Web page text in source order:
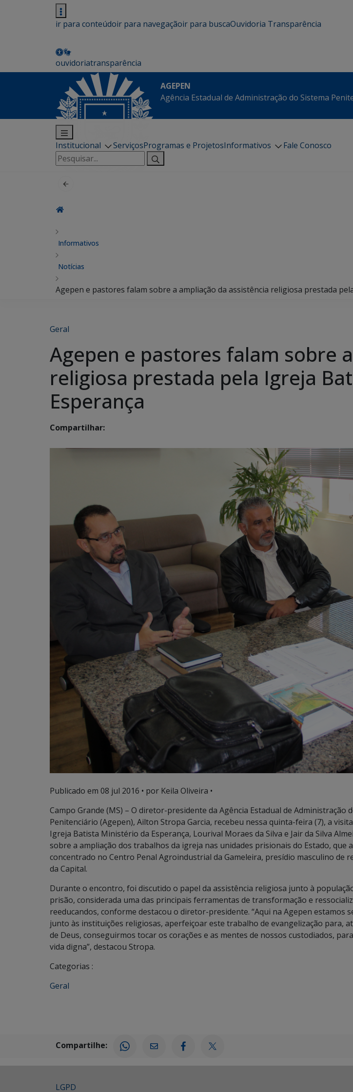
ir para conteúdoir para navegaçãoir para buscaOuvidoria Transparência
ouvidoriatransparência
AGEPEN
Agência Estadual de Administração do Sistema
Institucional ServiçosProgramas e ProjetosInformativos
Fale Conosco
Pesquisar
por:
Informativos
Notícias
Agepen e pastores falam sobre a ampliação da assistência religiosa prestada
Geral
Agepen e pastores falam sobre
religiosa prestada pela Igreja
Esperança
Compartilhar:
Publicado em 08 jul 2016 • por Keila Oliveira •
Campo Grande (MS) – O diretor-presidente da Agência Estadual de Administração
Penitenciário (Agepen), Ailton Stropa Garcia, recebeu nessa quinta-feira (7), a
Igreja Batista Ministério da Esperança, Lourival Moraes da Silva e Jair da Silva
sobre a ampliação dos trabalhos da igreja nas unidades prisionais do Estado, que
concentrado no Centro Penal Agroindustrial da Gameleira, presídio masculino de
da Capital.
Durante o encontro, foi discutido o papel da assistência religiosa junto à
prisão, considerada uma das principais ferramentas de transformação e
reeducandos, conforme destacou o diretor-presidente. “Aqui na Agepen estamos
junto às instituições religiosas, aperfeiçoar este trabalho de evangelização para,
de Deus, conseguirmos tocar os corações e as mentes de nossos custodiados,
vida digna”, destacou Stropa.
Categorias :
Geral
Compartilhe:
LGPD